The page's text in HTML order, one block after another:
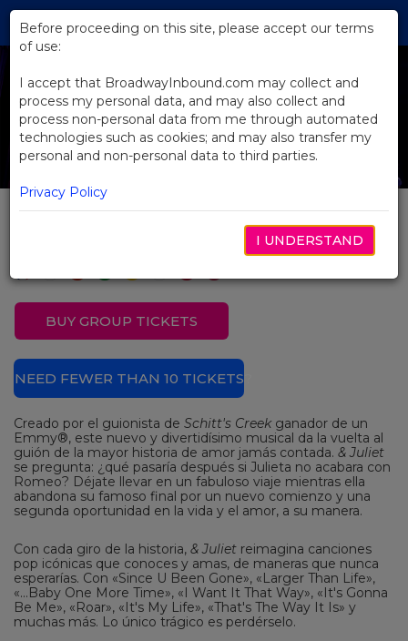
Skip
Main
Content
Previous
& Juliet
BUY GROUP TICKETS
NEED FEWER THAN 10 TICKETS?
Creado por el guionista de Schitt's Creekganador de un
Emmy®, este nuevo y divertidísimo musical da la vuelta al
guión de la mayor historia de amor jamás contada. & Juliet
se pregunta: ¿qué pasaría después si Julieta no acabara con
Romeo? Déjate llevar en un fabuloso viaje mientras ella
abandona su famoso final por un nuevo comienzo y una
segunda oportunidad en la vida y el amor, a su manera.
Con cada giro de la historia, & Juliet reimagina canciones
pop icónicas que conoces y amas, de maneras que nunca
esperarías. Con «Since U Been Gone», «Larger Than Life»,
«...Baby One More Time», «I Want It That Way», «It's Gonna
Be Me», «Roar», «It's My Life», «That's The Way It Is» y
muchas más. Lo único trágico es perdérselo.
Before proceeding on this site, please accept our terms
of use:
I accept that BroadwayInbound.com may collect and
process my personal data, and may also collect and
process non-personal data from me through automated
technologies such as cookies; and may also transfer my
personal and non-personal data to third parties.
Privacy Policy
I UNDERSTAND